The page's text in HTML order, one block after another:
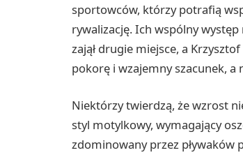
sportowców, którzy potrafią
rywalizację. Ich wspólny
zajął drugie miejsce, a
pokorę i wzajemny szacunek, a
Niektórzy twierdzą, że wzrost
styl motylkowy, wymagający
zdominowany przez pływaków